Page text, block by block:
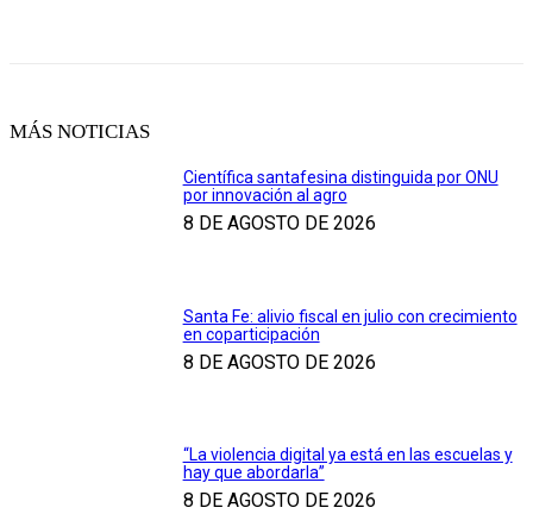
MÁS NOTICIAS
Científica santafesina distinguida por ONU
por innovación al agro
8 DE AGOSTO DE 2026
Santa Fe: alivio fiscal en julio con crecimiento
en coparticipación
8 DE AGOSTO DE 2026
“La violencia digital ya está en las escuelas y
hay que abordarla”
8 DE AGOSTO DE 2026